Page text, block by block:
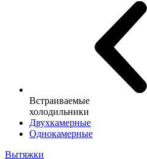
Встраиваемые
холодильники
Двухкамерные
Однокамерные
Вытяжки